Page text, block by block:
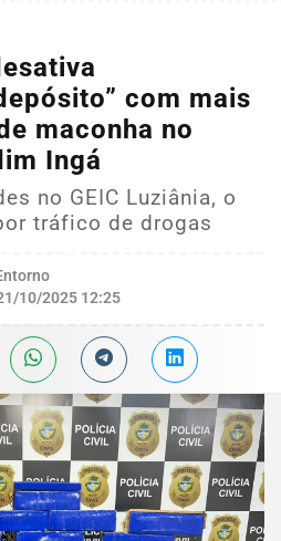
com mais
maconha no
Ingá
no GEIC Luziânia, o
tráfico de drogas
10/2025 12:25